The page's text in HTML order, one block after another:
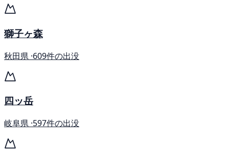
獅子ヶ森
秋田県 ·609件の出没
四ッ岳
岐阜県 ·597件の出没